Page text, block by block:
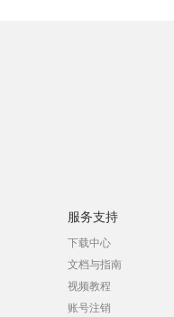
服务支持
下载中心
文档与指南
视频教程
账号注销